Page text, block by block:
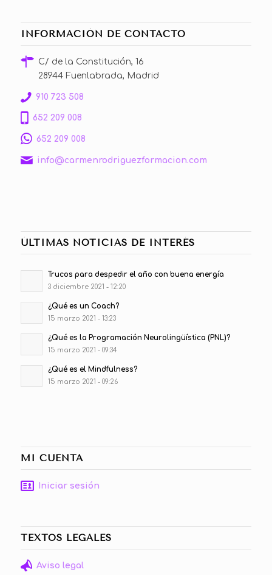
INFORMACIÓN DE CONTACTO
C/ de la Constitución, 16
28944 Fuenlabrada, Madrid
910 723 508
652 209 008
652 209 008
info@carmenrodriguezformacion.com
ÚLTIMAS NOTICIAS DE INTERÉS
Trucos para despedir el año con buena energía
3 diciembre 2021 - 12:20
¿Qué es un Coach?
15 marzo 2021 - 13:23
¿Qué es la Programación Neurolingüística (PNL)?
15 marzo 2021 - 09:34
¿Qué es el Mindfulness?
15 marzo 2021 - 09:26
MI CUENTA
Iniciar sesión
TEXTOS LEGALES
Aviso legal